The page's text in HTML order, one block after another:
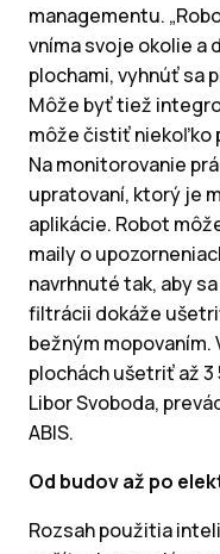
managementu.
vníma svoje okolie a
plochami, vyhnúť sa
Môže byť tiež
môže čistiť niekoľko
Na monitorovanie
upratovaní, ktorý je
aplikácie. Robot
maily o
navrhnuté tak, aby
filtrácii dokáže
bežným
plochách ušetriť až
Libor Svoboda,
ABIS.
Od budov až po
Rozsah použitia